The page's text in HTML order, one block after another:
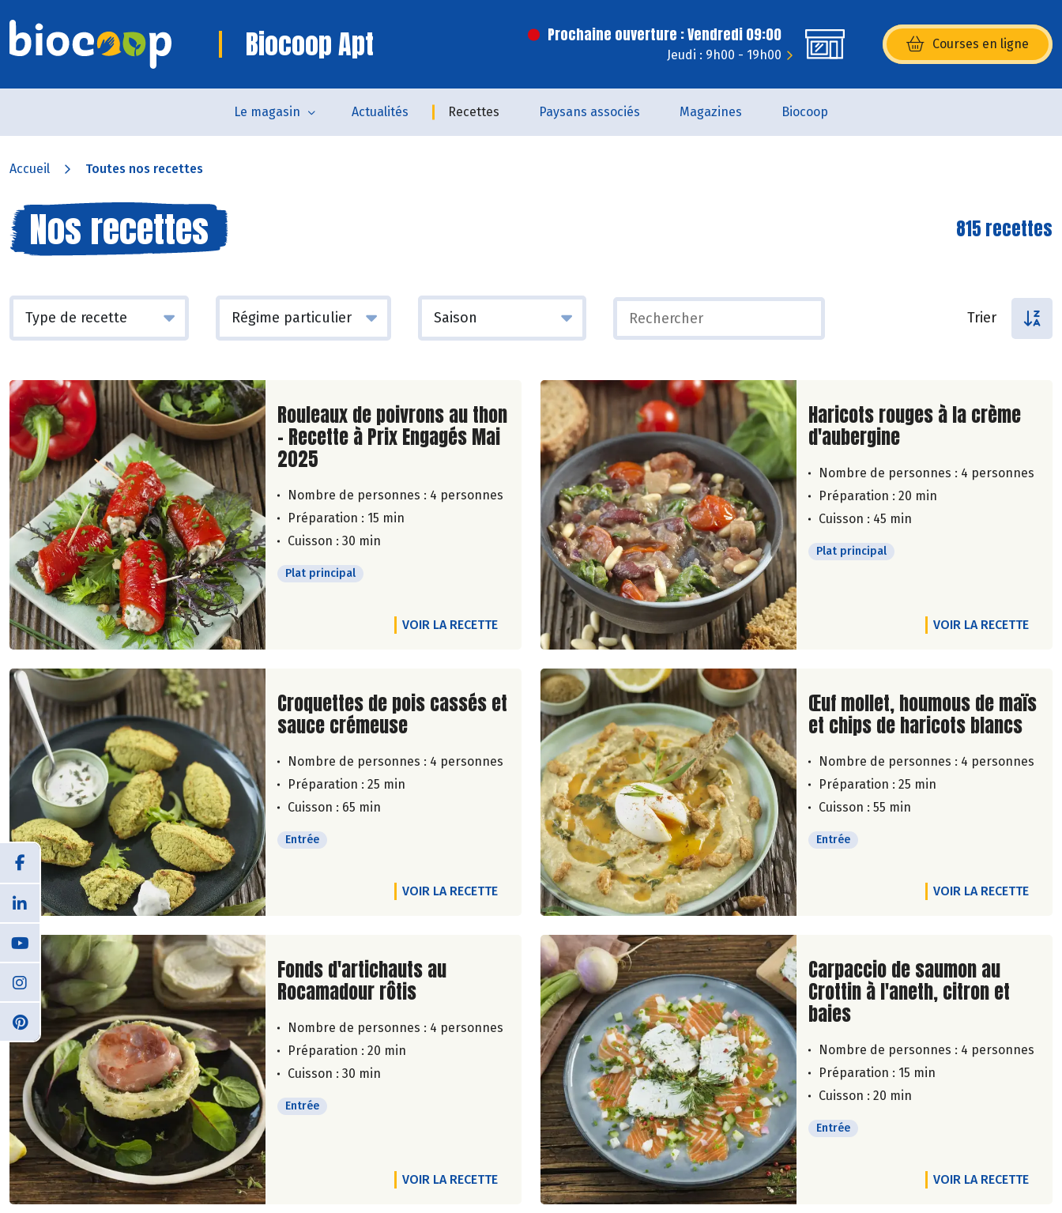
Biocoop Apt Prochaine ouverture : Vendredi 09:00
Jeudi : 9h00 - 19h00
Courses en ligne
(s’ouvre dans une nouvelle
Le magasin Actualités Recettes Paysans associés Magazines Biocoop
Accueil Toutes nos recettes
Nos recettes 815 recettes
Trier
Lire la suite de la recette
Rouleaux de poivrons au thon
- Recette à Prix Engagés Mai
2025
Nombre de personnes : 4 personnes
Préparation : 15 min
Cuisson : 30 min
Plat principal
VOIR LA RECETTE
Lire la suite de la recette
Haricots rouges à la crème
d'aubergine
Nombre de personnes : 4 personnes
Préparation : 20 min
Cuisson : 45 min
Plat principal
VOIR LA RECETTE
Lire la suite de la recette
Croquettes de pois cassés et
sauce crémeuse
Nombre de personnes : 4 personnes
Préparation : 25 min
Cuisson : 65 min
Entrée
VOIR LA RECETTE
Lire la suite de la recette
Œuf mollet, houmous de maïs
et chips de haricots blancs
Nombre de personnes : 4 personnes
Préparation : 25 min
Cuisson : 55 min
Entrée
VOIR LA RECETTE
Lire la suite de la recette
Fonds d'artichauts au
Rocamadour rôtis
Nombre de personnes : 4 personnes
Préparation : 20 min
Cuisson : 30 min
Entrée
VOIR LA RECETTE
Lire la suite de la recette
Carpaccio de saumon au
Crottin à l'aneth, citron et
baies
Nombre de personnes : 4 personnes
Préparation : 15 min
Cuisson : 20 min
Entrée
VOIR LA RECETTE